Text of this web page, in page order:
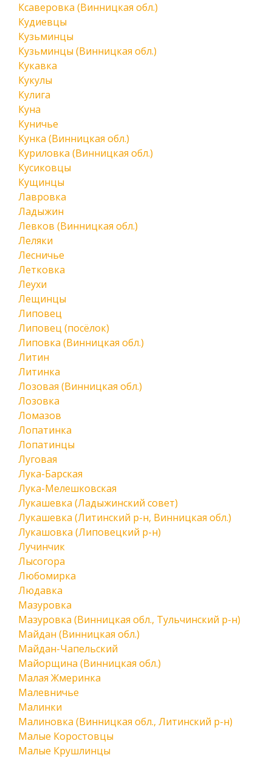
Ксаверовка (Винницкая обл.)
Кудиевцы
Кузьминцы
Кузьминцы (Винницкая обл.)
Кукавка
Кукулы
Кулига
Куна
Куничье
Кунка (Винницкая обл.)
Куриловка (Винницкая обл.)
Кусиковцы
Кущинцы
Лавровка
Ладыжин
Левков (Винницкая обл.)
Леляки
Лесничье
Летковка
Леухи
Лещинцы
Липовец
Липовец (посёлок)
Липовка (Винницкая обл.)
Литин
Литинка
Лозовая (Винницкая обл.)
Лозовка
Ломазов
Лопатинка
Лопатинцы
Луговая
Лука-Барская
Лука-Мелешковская
Лукашевка (Ладыжинский совет)
Лукашевка (Литинский р-н, Винницкая обл.)
Лукашовка (Липовецкий р-н)
Лучинчик
Лысогора
Любомирка
Людавка
Мазуровка
Мазуровка (Винницкая обл., Тульчинский р-н)
Майдан (Винницкая обл.)
Майдан-Чапельский
Майорщина (Винницкая обл.)
Малая Жмеринка
Малевничье
Малинки
Малиновка (Винницкая обл., Литинский р-н)
Малые Коростовцы
Малые Крушлинцы